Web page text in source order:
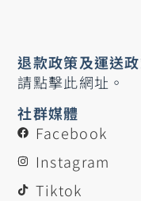
社群媒體
Facebook
Instagram
Tiktok
退款政策及運送
請點擊此網址。